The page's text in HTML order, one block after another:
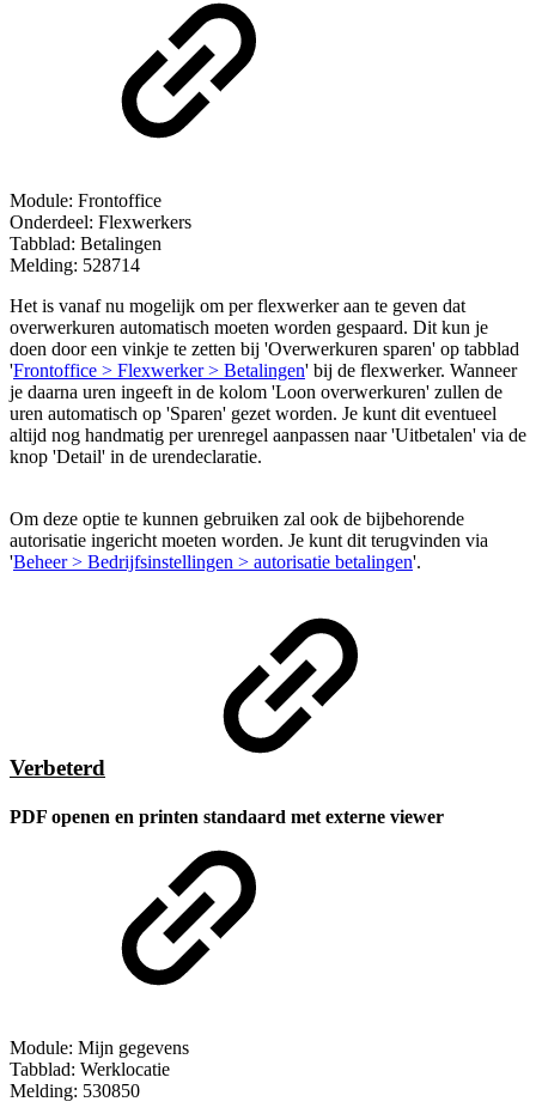
Module: Frontoffice
Onderdeel: Flexwerkers
Tabblad: Betalingen
Melding: 528714
Het is vanaf nu mogelijk om per flexwerker aan te geven dat
overwerkuren automatisch moeten worden gespaard. Dit kun je
doen door een vinkje te zetten bij 'Overwerkuren sparen' op tabblad
'Frontoffice > Flexwerker > Betalingen' bij de flexwerker. Wanneer
je daarna uren ingeeft in de kolom 'Loon overwerkuren' zullen de
uren automatisch op 'Sparen' gezet worden. Je kunt dit eventueel
altijd nog handmatig per urenregel aanpassen naar 'Uitbetalen' via de
knop 'Detail' in de urendeclaratie.
Om deze optie te kunnen gebruiken zal ook de bijbehorende
autorisatie ingericht moeten worden. Je kunt dit terugvinden via
'Beheer > Bedrijfsinstellingen > autorisatie betalingen'.
Verbeterd
PDF openen en printen standaard met externe viewer
Module: Mijn gegevens
Tabblad: Werklocatie
Melding: 530850